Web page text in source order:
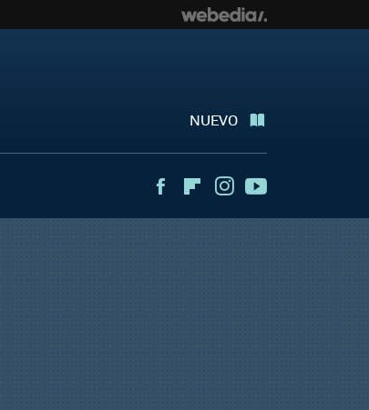
NUEVO
FacebookFlipboardInstagram